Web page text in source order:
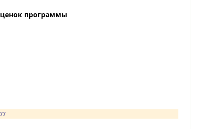
программы
77